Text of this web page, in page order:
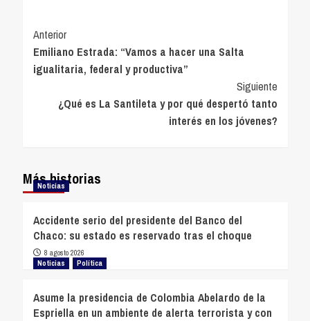
Navegación
de
entradas
Anterior
Emiliano Estrada: “Vamos a hacer una Salta
igualitaria, federal y productiva”
Siguiente
¿Qué es La Santileta y por qué despertó tanto
interés en los jóvenes?
Más historias
Noticias
Accidente serio del presidente del Banco del
Chaco: su estado es reservado tras el choque
8 agosto 2026
Noticias
Política
Asume la presidencia de Colombia Abelardo de la
Espriella en un ambiente de alerta terrorista y con